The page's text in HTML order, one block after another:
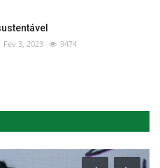
Fev 3, 2023 9474